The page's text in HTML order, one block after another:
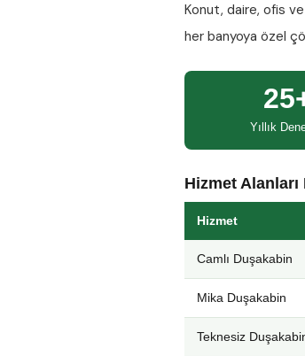
Konut, daire, ofis
her banyoya özel
Yıllık
Hizmet Alanları
Hizmet
Camlı Duşakabin
Mika Duşakabin
Teknesiz